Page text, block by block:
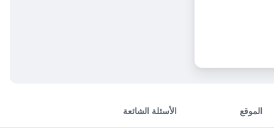
الموقع الأسئلة الشائعة